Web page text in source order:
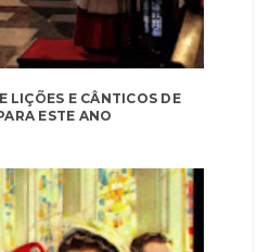
LIÇÕES E CÂNTICOS DE
ESTE ANO